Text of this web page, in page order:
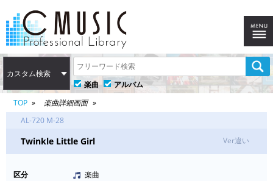
カスタム検索
楽曲
アルバム
TOP
楽曲詳細画面
AL-720 M-28
Twinkle Little Girl Ver違い
区分
楽曲